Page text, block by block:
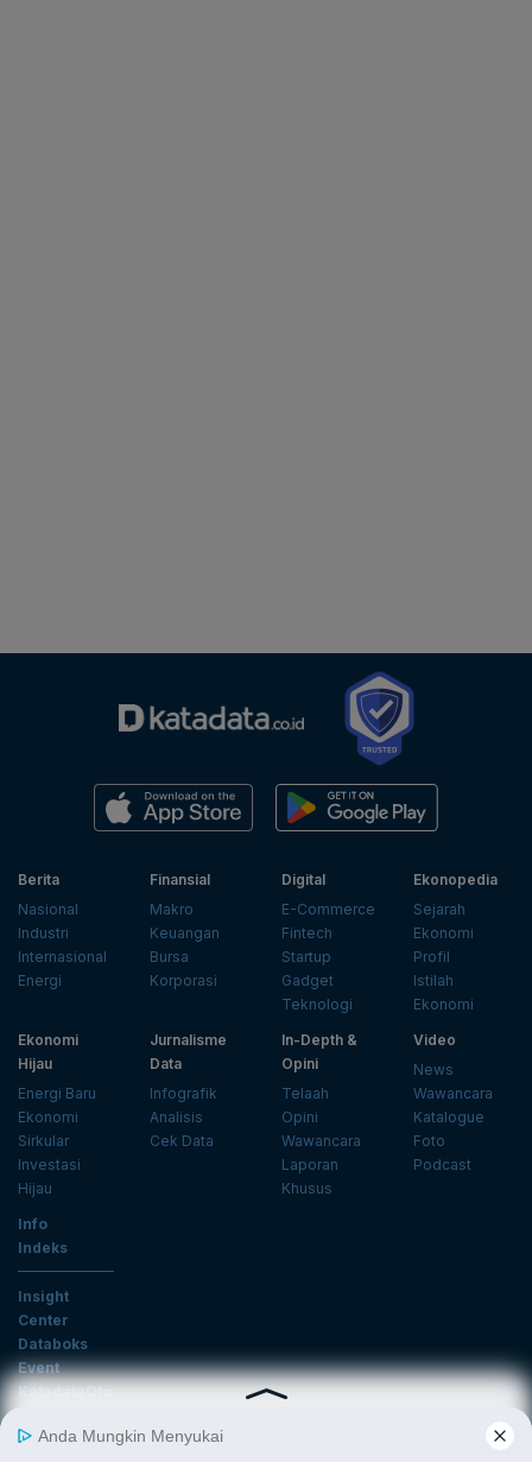
Berita
Nasional
Industri
Internasional
Energi
Finansial
Makro
Keuangan
Bursa
Korporasi
Digital
E-Commerce
Fintech
Startup
Gadget
Teknologi
Ekonopedia
Sejarah
Ekonomi
Profil
Istilah
Ekonomi
Ekonomi
Hijau
Energi Baru
Ekonomi
Sirkular
Investasi
Hijau
Jurnalisme
Data
Infografik
Analisis
Cek Data
In-Depth &
Opini
Telaah
Opini
Wawancara
Laporan
Khusus
Video
News
Wawancara
Katalogue
Foto
Podcast
Info
Indeks
Insight
Center
Databoks
Event
KatadataOto